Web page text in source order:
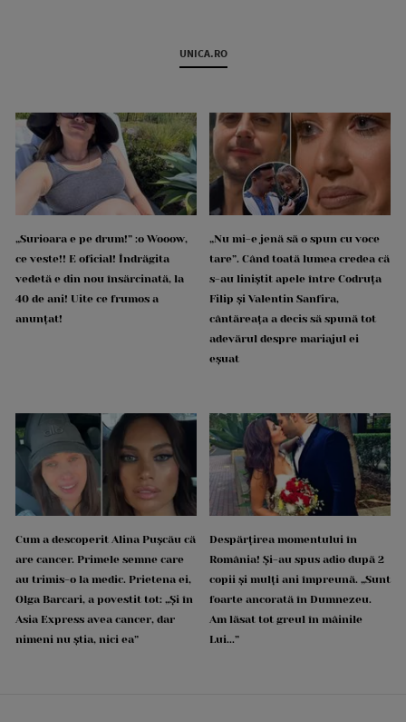
UNICA.RO
„Surioara e pe drum!” :o Wooow,
ce veste!! E oficial! Îndrăgita
vedetă e din nou însărcinată, la
40 de ani! Uite ce frumos a
anunțat!
„Nu mi-e jenă să o spun cu voce
tare”. Când toată lumea credea că
s-au liniștit apele între Codruța
Filip și Valentin Sanfira,
cântăreața a decis să spună tot
adevărul despre mariajul ei
eșuat
Cum a descoperit Alina Pușcău că
are cancer. Primele semne care
au trimis-o la medic. Prietena ei,
Olga Barcari, a povestit tot: „Și în
Asia Express avea cancer, dar
nimeni nu știa, nici ea”
Despărțirea momentului în
România! Și-au spus adio după 2
copii și mulți ani împreună. „Sunt
foarte ancorată în Dumnezeu.
Am lăsat tot greul în mâinile
Lui...”